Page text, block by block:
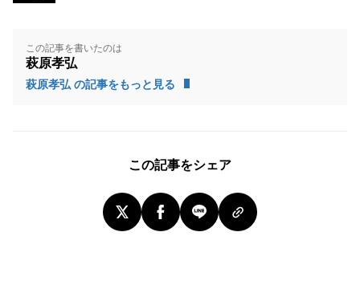
この記事を書いたのは
萩原孝弘
萩原孝弘 の記事をもっと見る
この記事をシェア